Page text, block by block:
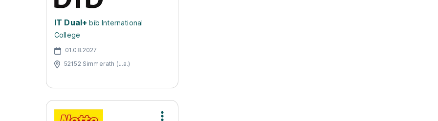
IT Dual+ bib International
College
01.08.2027
52152 Simmerath (u.a.)